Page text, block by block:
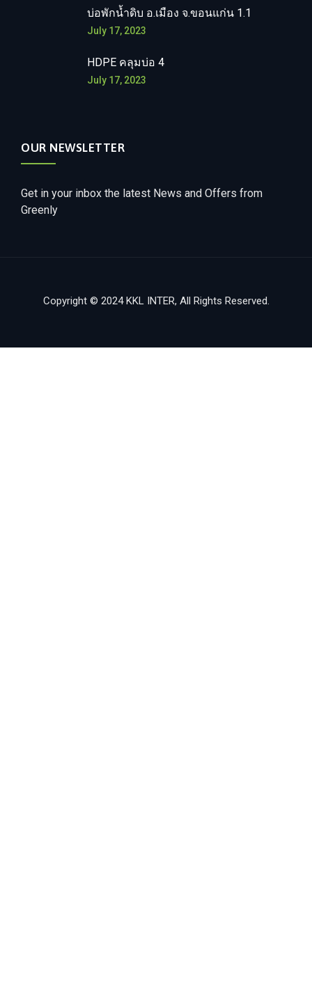
บ่อพักน้ำดิบ อ.เมือง จ.ขอนแก่น 1.1
July 17, 2023
HDPE คลุมบ่อ 4
July 17, 2023
OUR NEWSLETTER
Get in your inbox the latest News and Offers from
Greenly
Copyright © 2024 KKL INTER, All Rights Reserved.